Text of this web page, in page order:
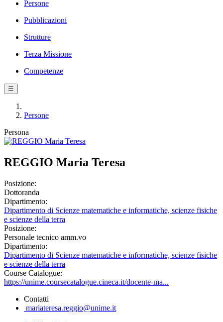
Persone
Pubblicazioni
Strutture
Terza Missione
Competenze
☰
Persone
Persona
REGGIO Maria Teresa
Posizione:
Dottoranda
Dipartimento:
Dipartimento di Scienze matematiche e informatiche, scienze fisiche
e scienze della terra
Posizione:
Personale tecnico amm.vo
Dipartimento:
Dipartimento di Scienze matematiche e informatiche, scienze fisiche
e scienze della terra
Course Catalogue:
https://unime.coursecatalogue.cineca.it/docente-ma...
Contatti
mariateresa.reggio@unime.it